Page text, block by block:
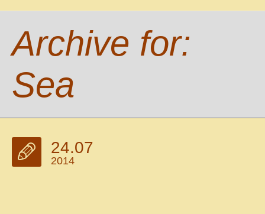
Archive for:
Sea
24.07
2014